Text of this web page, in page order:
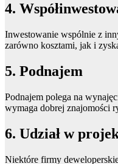
4.
Inwestowanie wspólnie z
zarówno kosztami, jak i
5. Podnajem
Podnajem polega na
wymaga dobrej znajomości
6. Udział w
Niektóre firmy